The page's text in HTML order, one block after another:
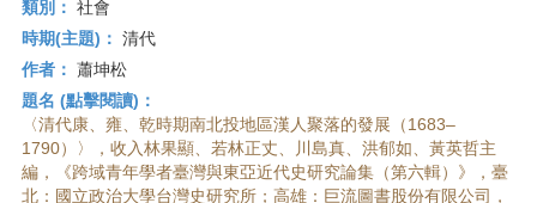
類別： 社會
時期(主題)： 清代
作者： 蕭坤松
題名 (點擊閱讀)：
〈清代康、雍、乾時期南北投地區漢人聚落的發展（1683–
1790）〉，收入林果顯、若林正丈、川島真、洪郁如、黃英哲主
編，《跨域青年學者臺灣與東亞近代史研究論集（第六輯）》，臺
北：國立政治大學台灣史研究所；高雄：巨流圖書股份有限公司，